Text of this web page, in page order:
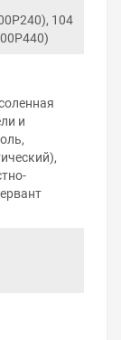
Epson.
Epson
работу
срока
с
какой
в
бы раз
104
и